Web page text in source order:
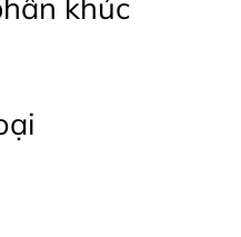
khúc